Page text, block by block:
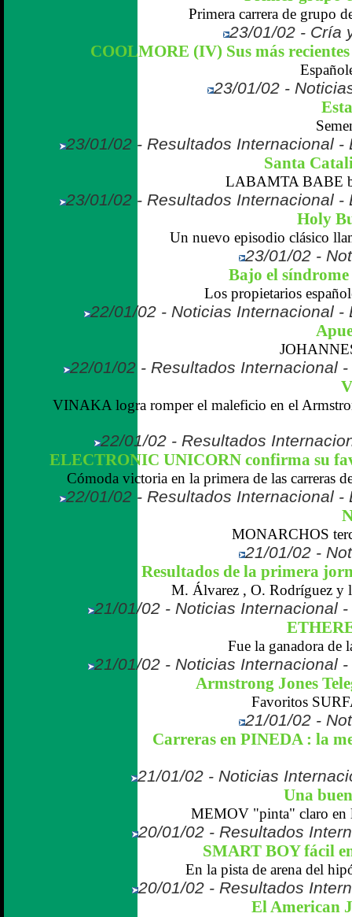
Primera carrera de grupo
23/01/02 - Cría
COOLMORE (IV) Sus más
23/01/02 -
23/01/02 - Resultados Internacional -
Santa
LABAMTA BABE
23/01/02 - Resultados Internacional -
Holy
Un nuevo episodio clásico
23/01/02 -
Bajo el
Los propietarios
22/01/02 - Noticias Internacional -
22/01/02 - Resultados Internacional
VINAKA logra romper el maleficio en el
22/01/02 - Resultados
ELECTRONIC UNICORN confirma su
Cómoda victoria en la primera de las carreras
22/01/02 - Resultados Internacional -
MONARCHOS
21/01/02 -
Resultados de la primera
M. Álvarez , O. Rodríguez y
21/01/02 - Noticias Internacional
Fue la ganadora de
21/01/02 - Noticias Internacional
Armstrong Jones
Favoritos
21/01/02 -
Carreras en PINEDA : la
21/01/02 - Noticias
Una
MEMOV "pinta" claro en
20/01/02 - Resultados
SMART BOY fácil
En la pista de arena del
20/01/02 - Resultados
El American